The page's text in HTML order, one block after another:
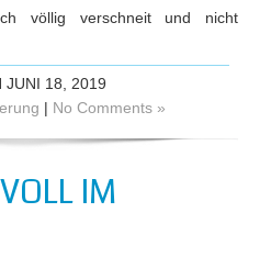
völlig verschneit und nicht
JUNI 18, 2019
| No Comments »
IM